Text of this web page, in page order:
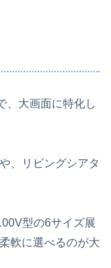
、大画面に特化し
、リビングシアタ
型の6サイズ展
軟に選べるのが大